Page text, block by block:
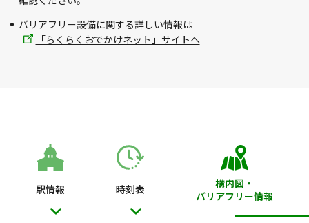
バリアフリー設備に関する詳しい情報は
「らくらくおでかけネット」サイトへ
駅情報 時刻表
構内図・
バリアフリー情報